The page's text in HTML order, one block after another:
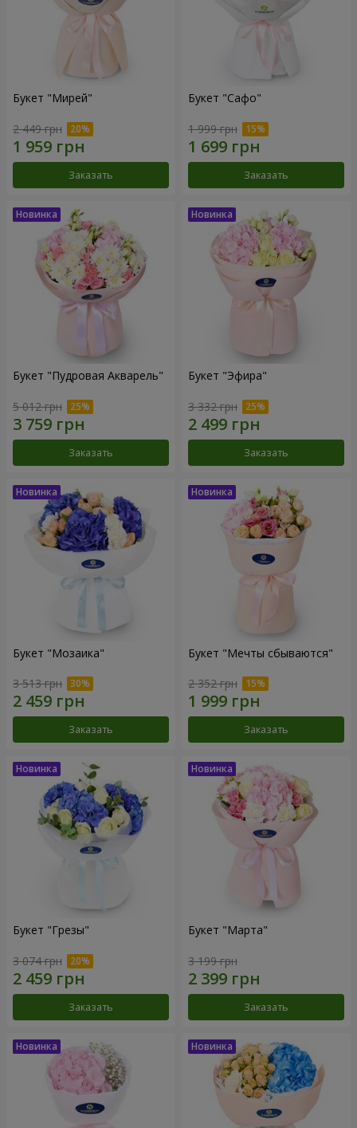
Букет "Мирей"
2 449 грн
Заказать
Букет "Сафо"
1 999 грн
Заказать
Букет "Пудровая Акварель"
5 012 грн
Заказать
Букет "Эфира"
3 332 грн
Заказать
Букет "Мозаика"
3 513 грн
Заказать
Букет "Мечты сбываются"
2 352 грн
Заказать
Букет "Грезы"
3 074 грн
Заказать
Букет "Марта"
3 199 грн
Заказать